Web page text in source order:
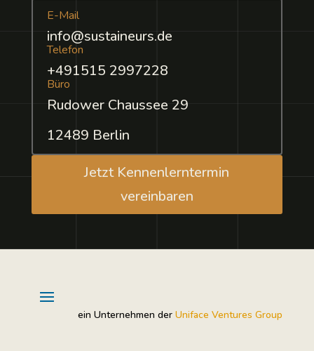
E-Mail
info@sustaineurs.de
Telefon
+491515 2997228
Büro
Rudower Chaussee 29
12489 Berlin
Jetzt Kennenlerntermin
vereinbaren
ein Unternehmen derUniface Ventures Group